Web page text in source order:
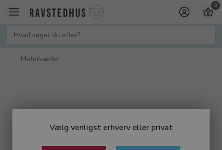
Vælg venligst erhverv eller privat
0
Meterkæder